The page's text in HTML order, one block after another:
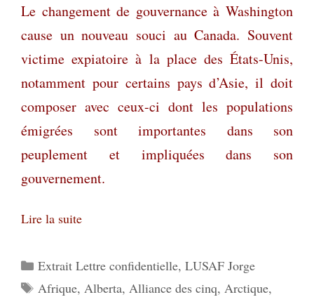
Le changement de gouvernance à Washington
cause un nouveau souci au Canada. Souvent
victime expiatoire à la place des États-Unis,
notamment pour certains pays d’Asie, il doit
composer avec ceux-ci dont les populations
émigrées sont importantes dans son
peuplement et impliquées dans son
gouvernement.
Lire la suite
Catégories
Extrait Lettre confidentielle, LUSAF Jorge
Étiquettes
Afrique, Alberta, Alliance des cinq, Arctique,